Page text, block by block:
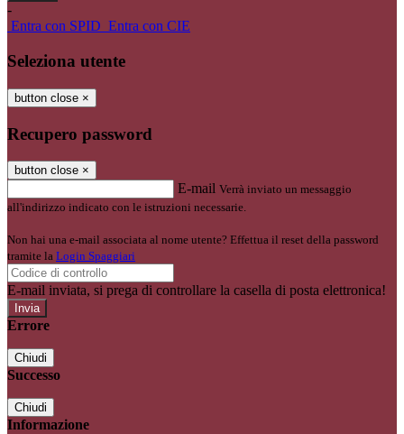
-
Entra con SPID Entra con CIE
Seleziona utente
button close ×
Recupero password
button close ×
E-mail Verrà inviato un messaggio
all'indirizzo indicato con le istruzioni necessarie.
Non hai una e-mail associata al nome utente? Effettua il reset della password
tramite la Login Spaggiari
E-mail inviata, si prega di controllare la casella di posta elettronica!
Errore
Chiudi
Successo
Chiudi
Informazione